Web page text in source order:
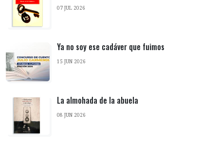
07 JUL 2026
Ya no soy ese cadáver que fuimos
15 JUN 2026
La almohada de la abuela
08 JUN 2026